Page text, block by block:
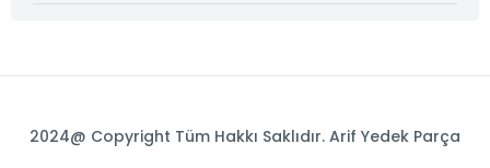
2024@ Copyright Tüm Hakkı Saklıdır. Arif Yedek Parça